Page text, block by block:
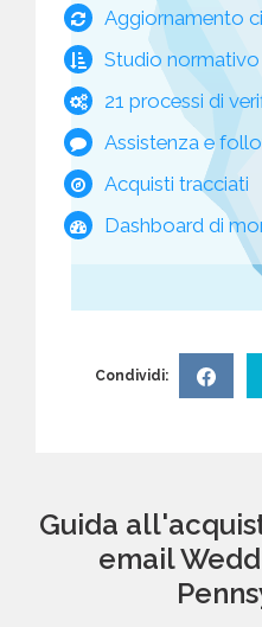
Aggiornamento
Studio normativo
21 processi di
Assistenza e
Acquisti tracciati
Dashboard di
Condividi:
Guida
email